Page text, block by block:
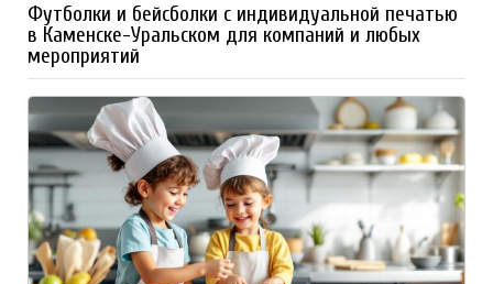
Футболки и бейсболки с индивидуальной печатью
в Каменске-Уральском для компаний и любых
мероприятий